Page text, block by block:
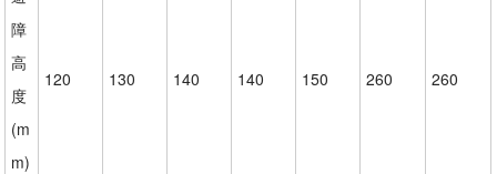
障
高
度
(m
m)
120 130 140 140 150 260 260